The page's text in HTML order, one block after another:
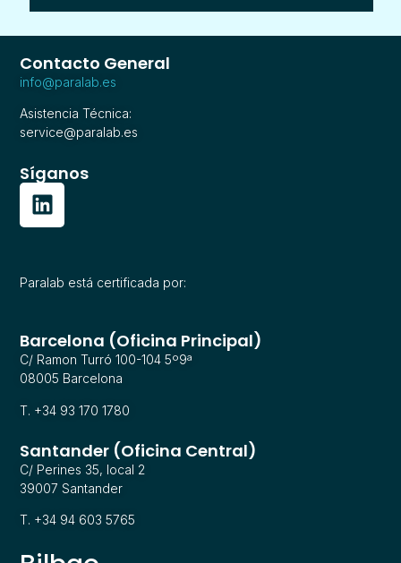
Contacto General
info@paralab.es
Asistencia Técnica:
service@paralab.es
Síganos
Paralab está certificada por:
Barcelona (Oficina Principal)
C/ Ramon Turró 100-104 5º9ª
08005 Barcelona
T. +34 93 170 1780
Santander (Oficina Central)
C/ Perines 35, local 2
39007 Santander
T. +34 94 603 5765